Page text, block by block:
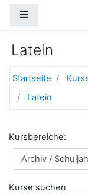
Latein
Startseite
Latein
Kursbereiche:
Kurse suchen